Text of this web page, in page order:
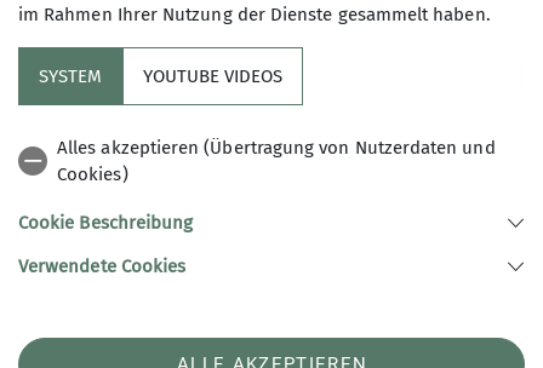
Aktuelles
Sektion Landsberg am Lech des DAV e.V.
Telefon +49819150991
im Rahmen Ihrer Nutzung der Dienste gesammelt haben.
SYSTEM YOUTUBE VIDEOS
Alles akzeptieren (Übertragung von Nutzerdaten und
Cookies)
Cookie Beschreibung
Verwendete Cookies